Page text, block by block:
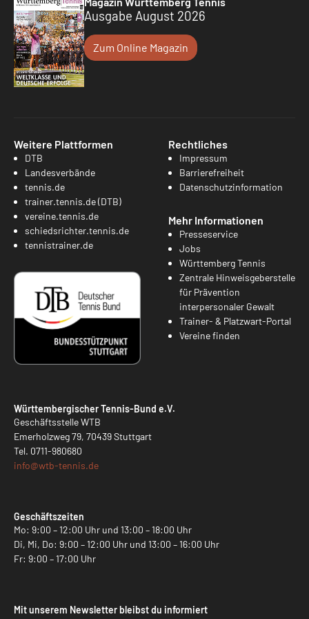
Ausgabe August 2026
Zum Online Magazin
Weitere Plattformen
DTB
Landesverbände
tennis.de
trainer.tennis.de (DTB)
vereine.tennis.de
schiedsrichter.tennis.de
tennistrainer.de
Rechtliches
Impressum
Barrierefreiheit
Datenschutzinformation
Mehr Informationen
Presseservice
Jobs
Württemberg Tennis
Zentrale Hinweisgeberstelle
für Prävention
interpersonaler Gewalt
Trainer- & Platzwart-Portal
Vereine finden
Württembergischer Tennis-Bund e.V.
Geschäftsstelle WTB
Emerholzweg 79, 70439 Stuttgart
Tel. 0711-980680
info@wtb-tennis.de
Geschäftszeiten
Mo: 9:00 – 12:00 Uhr und 13:00 – 18:00 Uhr
Di, Mi, Do: 9:00 – 12:00 Uhr und 13:00 – 16:00 Uhr
Fr: 9:00 – 17:00 Uhr
Mit unserem Newsletter bleibst du informiert